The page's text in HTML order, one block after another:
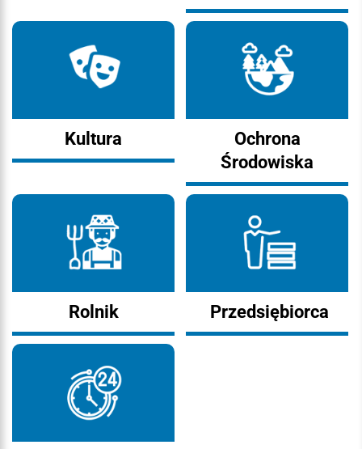
Kultura
Ochrona
Środowiska
Rolnik Przedsiębiorca